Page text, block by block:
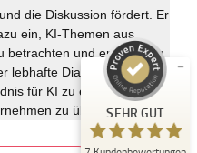
die Diskussion fördert. Er
ein, KI-Themen aus
betrachten und ermutigt zu
lebhafte Dialog hilft den
für KI zu entwickeln und
zu übertragen.SEHR GUT
Empfehlungen auf
ProvenExpert.com
4,87
/
7
auf ProvenExpert.com
mehr über dieses Bewertungssiegel